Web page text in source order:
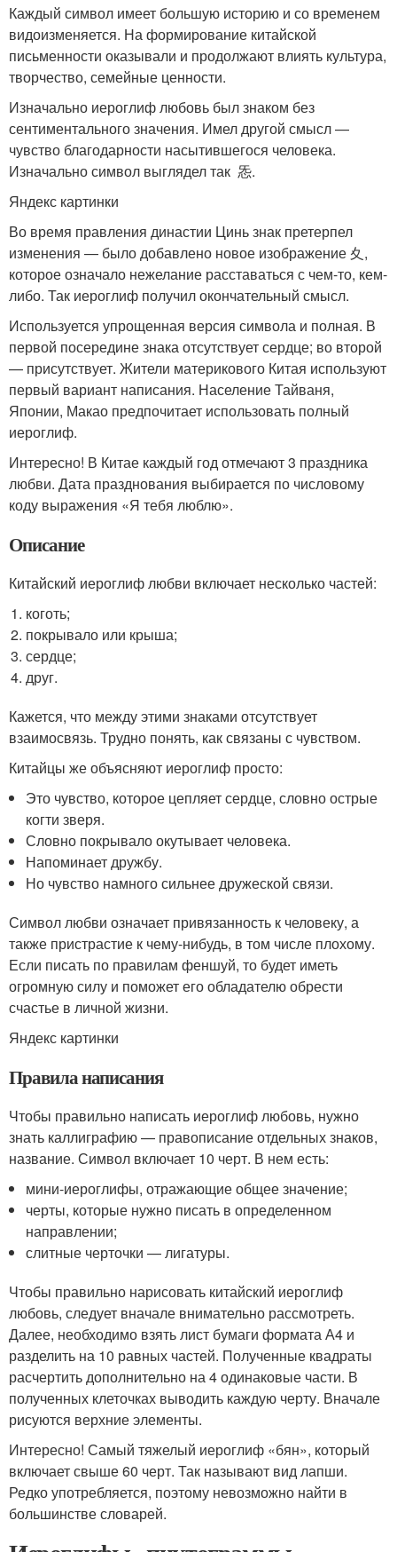
Каждый символ имеет большую историю и со временем
видоизменяется. На формирование китайской
письменности оказывали и продолжают влиять культура,
творчество, семейные ценности.
Изначально иероглиф любовь был знаком без
сентиментального значения. Имел другой смысл —
чувство благодарности насытившегося человека.
Изначально символ выглядел так 㤅.
Яндекс картинки
Во время правления династии Цинь знак претерпел
изменения — было добавлено новое изображение 夊,
которое означало нежелание расставаться с чем-то, кем-
либо. Так иероглиф получил окончательный смысл.
Используется упрощенная версия символа и полная. В
первой посередине знака отсутствует сердце; во второй
— присутствует. Жители материкового Китая используют
первый вариант написания. Население Тайваня,
Японии, Макао предпочитает использовать полный
иероглиф.
Интересно! В Китае каждый год отмечают 3 праздника
любви. Дата празднования выбирается по числовому
коду выражения «Я тебя люблю».
Описание
Китайский иероглиф любви включает несколько частей:
коготь;
покрывало или крыша;
сердце;
друг.
Кажется, что между этими знаками отсутствует
взаимосвязь. Трудно понять, как связаны с чувством.
Китайцы же объясняют иероглиф просто:
Это чувство, которое цепляет сердце, словно острые
когти зверя.
Словно покрывало окутывает человека.
Напоминает дружбу.
Но чувство намного сильнее дружеской связи.
Символ любви означает привязанность к человеку, а
также пристрастие к чему-нибудь, в том числе плохому.
Если писать по правилам феншуй, то будет иметь
огромную силу и поможет его обладателю обрести
счастье в личной жизни.
Яндекс картинки
Правила написания
Чтобы правильно написать иероглиф любовь, нужно
знать каллиграфию — правописание отдельных знаков,
название. Символ включает 10 черт. В нем есть:
мини-иероглифы, отражающие общее значение;
черты, которые нужно писать в определенном
направлении;
слитные черточки — лигатуры.
Чтобы правильно нарисовать китайский иероглиф
любовь, следует вначале внимательно рассмотреть.
Далее, необходимо взять лист бумаги формата А4 и
разделить на 10 равных частей. Полученные квадраты
расчертить дополнительно на 4 одинаковые части. В
полученных клеточках выводить каждую черту. Вначале
рисуются верхние элементы.
Интересно! Самый тяжелый иероглиф «бян», который
включает свыше 60 черт. Так называют вид лапши.
Редко употребляется, поэтому невозможно найти в
большинстве словарей.